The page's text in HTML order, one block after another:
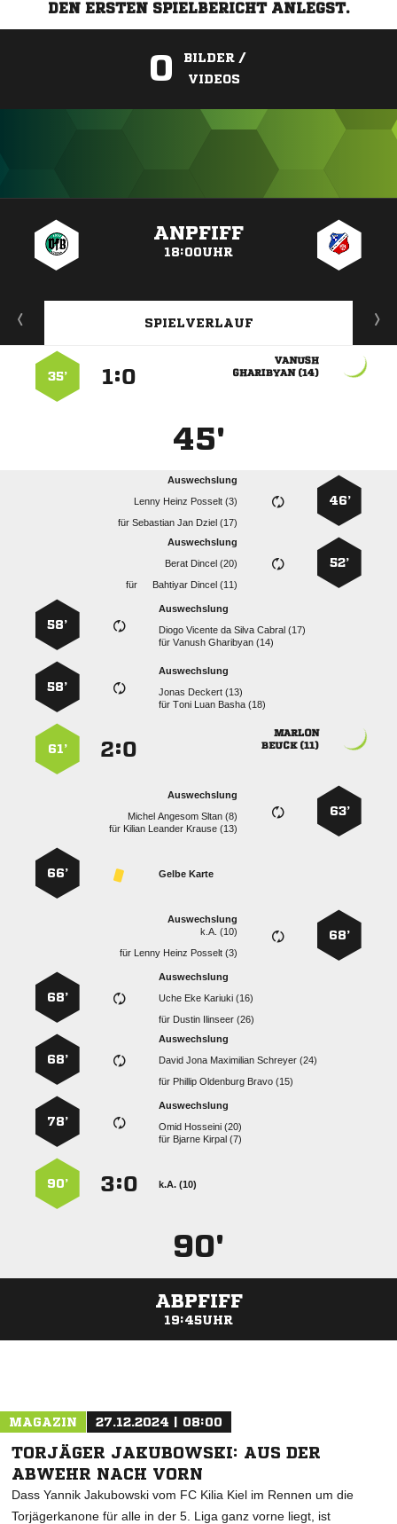
DEN ERSTEN SPIELBERICHT ANLEGST.
0
BILDER /
VIDEOS
ANPFIFF
18:00UHR
SPIELVERLAUF

 
:
35’
45'
46’
Auswechslung
   
für   
52’
Auswechslung
  
für
  
Auswechslung
     
für  
58’
Auswechslung
  
für   
58’

 
:
61’
63’
Auswechslung
   
für    
Gelbe Karte
66’
68’
Auswechslung
k.A. (10)
für    
Auswechslung
   
für   
68’
Auswechslung
    
für    
68’
Auswechslung
  
für   
78’
k.A. (10)
:
90’
90'
ABPFIFF
19:45UHR
MAGAZIN 27.12.2024 | 08:00
TORJÄGER JAKUBOWSKI: AUS DER
ABWEHR NACH VORN
Dass Yannik Jakubowski vom FC Kilia Kiel im Rennen um die
Torjägerkanone für alle in der 5. Liga ganz vorne liegt, ist